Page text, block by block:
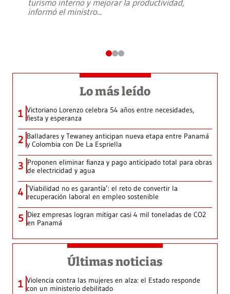
turismo interno y mejorar la productividad,
informó el ministro...
Lo más leído
1 Victoriano Lorenzo celebra 54 años entre necesidades,
fiesta y esperanza
2 Balladares y Tewaney anticipan nueva etapa entre Panamá
y Colombia con De La Espriella
3 Proponen eliminar fianza y pago anticipado total para obras
de electricidad y agua
4 ‘Viabilidad no es garantía’: el reto de convertir la
recuperación laboral en empleo sostenible
5 Diez empresas logran mitigar casi 4 mil toneladas de CO2
en Panamá
Últimas noticias
1 Violencia contra las mujeres en alza: el Estado responde
con un ministerio debilitado